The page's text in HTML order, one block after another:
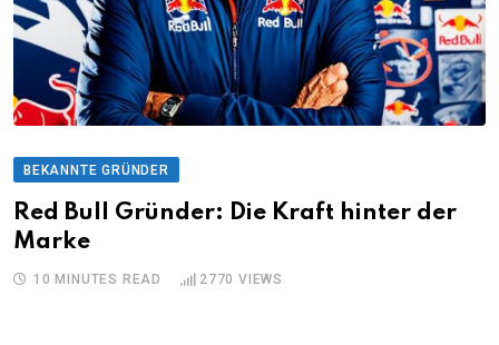
BEKANNTE GRÜNDER
Red Bull Gründer: Die Kraft hinter der
Marke
10 MINUTES READ 2770 VIEWS